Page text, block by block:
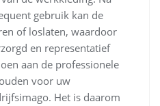
gebruik kan de
of loslaten, waardoor
en representatief
aan de professionele
voor uw
Het is daarom